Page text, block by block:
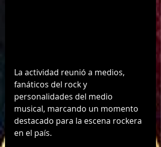
La actividad reunió a medios,
fanáticos del rock y
personalidades del medio
musical, marcando un momento
destacado para la escena rockera
en el país.